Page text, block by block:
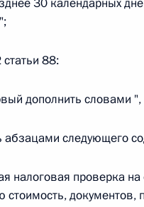
Республики о
дел и миграции
закон от
в Кодекс
закона «Об обеспечении
30 календарных
88:
дополнить словами
абзацами следующего
налоговая проверка
стоимость, документов,